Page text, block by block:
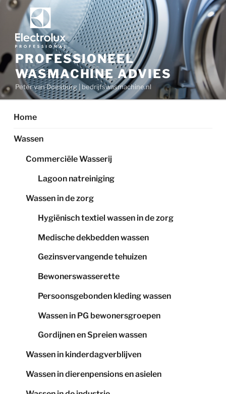
Ga
inhoud
PROFESSIONEEL
WASMACHINE ADVIES
Peter van Doesburg | bedrijfswasmachine.nl
Home
Wassen
Commerciële Wasserij
Lagoon natreiniging
Wassen in de zorg
Hygiënisch textiel wassen in de zorg
Medische dekbedden wassen
Gezinsvervangende tehuizen
Bewonerswasserette
Persoonsgebonden kleding wassen
Wassen in PG bewonersgroepen
Gordijnen en Spreien wassen
Wassen in kinderdagverblijven
Wassen in dierenpensions en asielen